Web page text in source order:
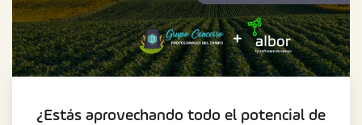
¿Estás aprovechando todo el potencial de